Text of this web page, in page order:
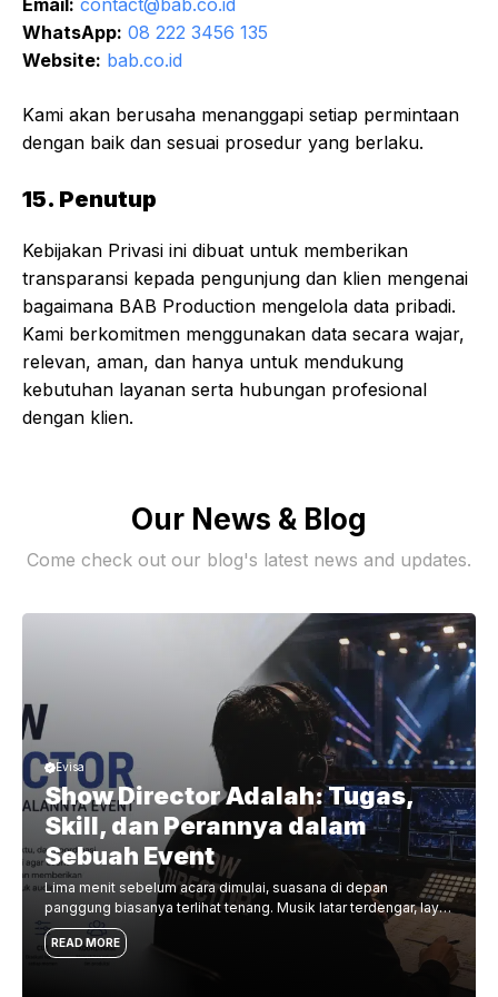
Email: contact@bab.co.id
WhatsApp: 08 222 3456 135
Website: bab.co.id
Kami akan berusaha menanggapi setiap permintaan
dengan baik dan sesuai prosedur yang berlaku.
15. Penutup
Kebijakan Privasi ini dibuat untuk memberikan
transparansi kepada pengunjung dan klien mengenai
bagaimana BAB Production mengelola data pribadi.
Kami berkomitmen menggunakan data secara wajar,
relevan, aman, dan hanya untuk mendukung
kebutuhan layanan serta hubungan profesional
dengan klien.
Our News & Blog
Come check out our blog's latest news and updates.
Evisa
Show Director Adalah: Tugas,
Skill, dan Perannya dalam
Sebuah Event
Lima menit sebelum acara dimulai, suasana di depan
panggung biasanya terlihat tenang. Musik latar terdengar, layar
menampilkan visual pembuka, para tamu mulai duduk, dan
pembawa acara bersiap di sisi panggung. Namun, kondisi di
balik layar bisa sangat berbeda. Pembicara pertama mungkin
READ MORE